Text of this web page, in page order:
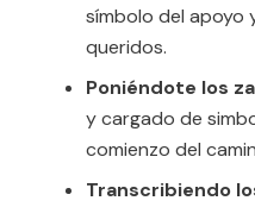
símbolo del apoyo
queridos.
Poniéndote los
y cargado de
comienzo del
Transcribiendo